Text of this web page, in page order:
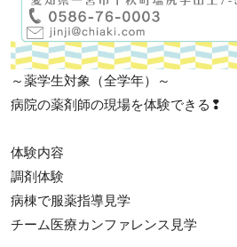
～薬学生対象（全学年）～
病院の薬剤師の現場を体験できる❢
体験内容
調剤体験
病棟で服薬指導見学
チーム医療カンファレンス見学